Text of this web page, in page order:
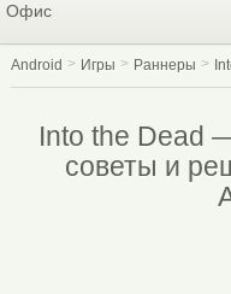
Офис
Android Игры Раннеры
Into the Dead
советы и